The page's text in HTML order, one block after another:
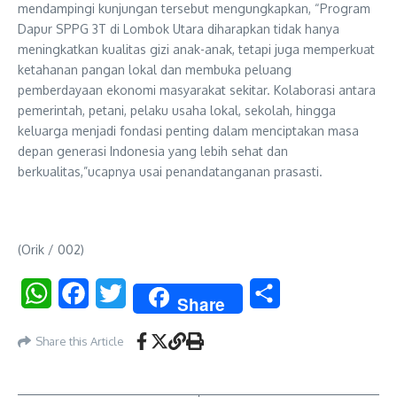
mendampingi kunjungan tersebut mengungkapkan, “Program
Dapur SPPG 3T di Lombok Utara diharapkan tidak hanya
meningkatkan kualitas gizi anak-anak, tetapi juga memperkuat
ketahanan pangan lokal dan membuka peluang
pemberdayaan ekonomi masyarakat sekitar. Kolaborasi antara
pemerintah, petani, pelaku usaha lokal, sekolah, hingga
keluarga menjadi fondasi penting dalam menciptakan masa
depan generasi Indonesia yang lebih sehat dan
berkualitas,”ucapnya usai penandatanganan prasasti.
(Orik / 002)
WhatsAppFacebookTwitter Share
Share this Article